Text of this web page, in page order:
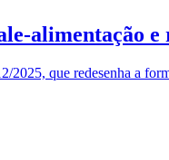
alimentação e
que redesenha a